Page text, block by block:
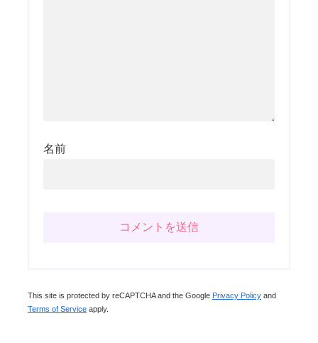
名前
This site is protected by reCAPTCHA and the Google Privacy Policy and
Terms of Service apply.